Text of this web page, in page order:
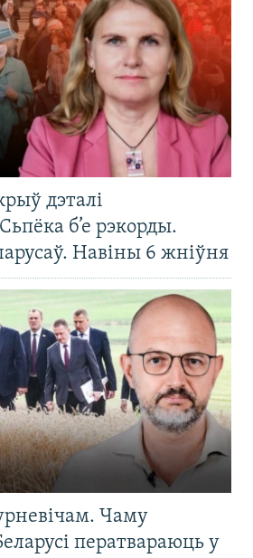
дэталі
б’е рэкорды.
Навіны 6 жніўня
Чаму
ператвараюць у